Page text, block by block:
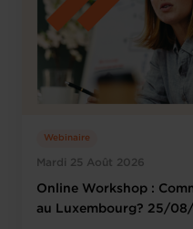
Mardi 25 Août 2026
Webinaire
Online Workshop :
au Luxembourg? 25/